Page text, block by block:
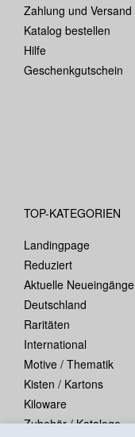
Zahlung und Versand
Katalog bestellen
Hilfe
Geschenkgutschein
TOP-KATEGORIEN
Landingpage
Reduziert
Aktuelle Neueingänge
Deutschland
Raritäten
International
Motive / Thematik
Kisten / Kartons
Kiloware
Zubehör / Kataloge